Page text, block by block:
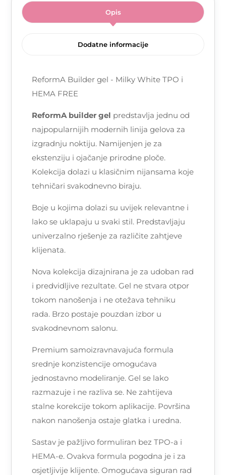
Opis
Dodatne informacije
ReformA Builder gel - Milky White TPO i
HEMA FREE
ReformA builder gel predstavlja jednu od
najpopularnijih modernih linija gelova za
izgradnju noktiju. Namijenjen je za
ekstenziju i ojačanje prirodne ploče.
Kolekcija dolazi u klasičnim nijansama koje
tehničari svakodnevno biraju.
Boje u kojima dolazi su uvijek relevantne i
lako se uklapaju u svaki stil. Predstavljaju
univerzalno rješenje za različite zahtjeve
klijenata.
Nova kolekcija dizajnirana je za udoban rad
i predvidljive rezultate. Gel ne stvara otpor
tokom nanošenja i ne otežava tehniku
rada. Brzo postaje pouzdan izbor u
svakodnevnom salonu.
Premium samoizravnavajuća formula
srednje konzistencije omogućava
jednostavno modeliranje. Gel se lako
razmazuje i ne razliva se. Ne zahtijeva
stalne korekcije tokom aplikacije. Površina
nakon nanošenja ostaje glatka i uredna.
Sastav je pažljivo formuliran bez TPO-a i
HEMA-e. Ovakva formula pogodna je i za
osjetljivije klijente. Omogućava siguran rad